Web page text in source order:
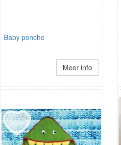
Baby poncho
Meer info